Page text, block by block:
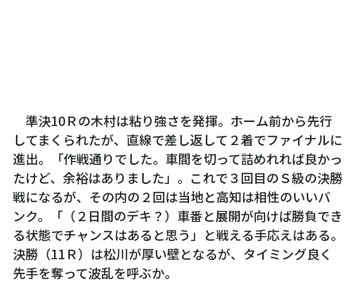
準決10Ｒの木村は粘り強さを発揮。ホーム前から先行
してまくられたが、直線で差し返して２着でファイナルに
進出。「作戦通りでした。車間を切って詰めれれば良かっ
たけど、余裕はありました」。これで３回目のＳ級の決勝
戦になるが、その内の２回は当地と高知は相性のいいバ
ンク。「（２日間のデキ？）車番と展開が向けば勝負でき
る状態でチャンスはあると思う」と戦える手応えはある。
決勝（11Ｒ）は松川が厚い壁となるが、タイミング良く
先手を奪って波乱を呼ぶか。